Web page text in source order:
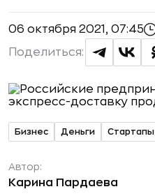
06 октября 2021, 07:45
Поделиться:
Бизнес Деньги Стартапы
Автор:
Карина Пардаева